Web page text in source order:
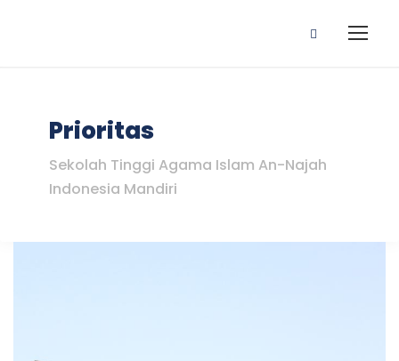
Prioritas
Sekolah Tinggi Agama Islam An-Najah
Indonesia Mandiri